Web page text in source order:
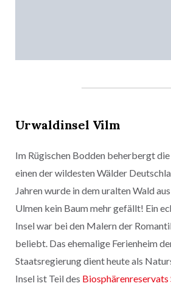
Urwaldinsel Vilm
Im Rügischen Bodden beherbergt
einen der wildesten Wälder
Jahren wurde in dem uralten Wald
Ulmen kein Baum mehr gefällt! Ein
Insel war bei den Malern der
beliebt. Das ehemalige Ferienheim
Staatsregierung dient heute als
Insel ist Teil des Biosphärenreservats